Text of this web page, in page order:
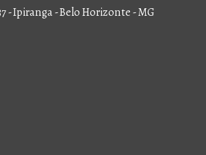
- Ipiranga - Belo Horizonte - MG